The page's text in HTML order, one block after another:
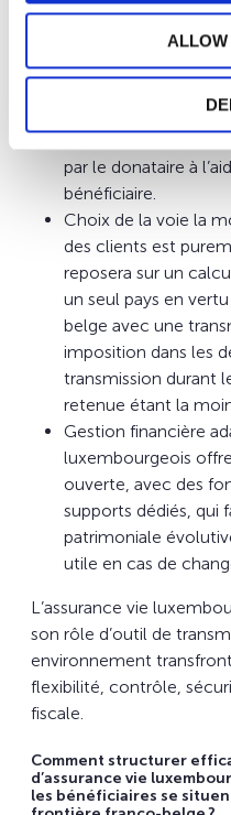
ALLOW
encore de répartir
Sécurisation des
sécuriser les
avec un contrôle de
par le donataire à
bénéficiaire.
Choix de la voie la
des clients est
reposera sur un
un seul pays en
belge avec une
imposition dans les
transmission durant
retenue étant la
Gestion financière
luxembourgeois
ouverte, avec des
supports dédiés, qui
patrimoniale
utile en cas de
L’assurance vie
son rôle d’outil de
environnement
flexibilité, contrôle,
fiscale.
Comment structurer
d’assurance vie
les bénéficiaires se